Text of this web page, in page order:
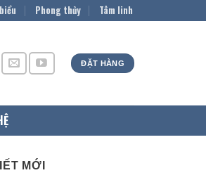
Phong thủy Tâm linh
ĐẶT HÀNG
MỚI